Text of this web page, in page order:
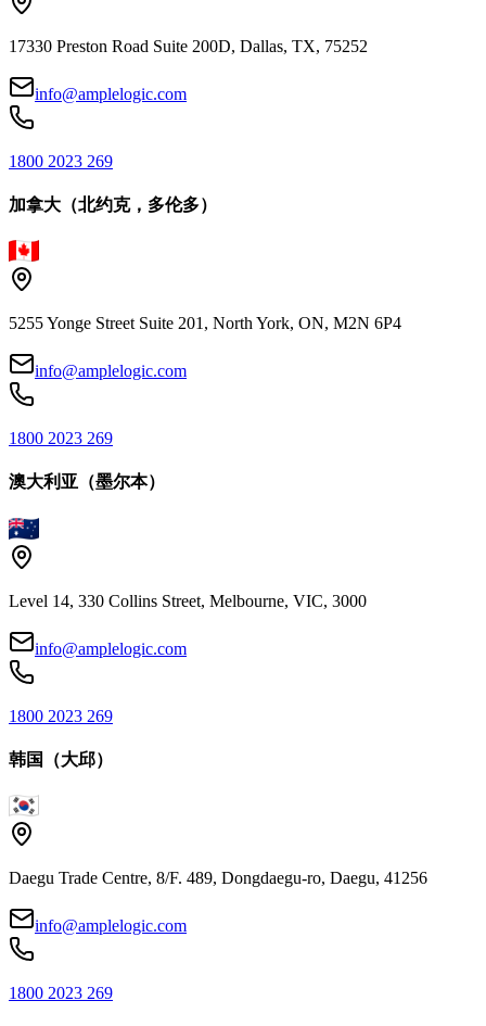
17330 Preston Road Suite 200D, Dallas, TX, 75252
info@amplelogic.com
1800 2023 269
加拿大（北约克，多伦多）
5255 Yonge Street Suite 201, North York, ON, M2N 6P4
info@amplelogic.com
1800 2023 269
澳大利亚（墨尔本）
Level 14, 330 Collins Street, Melbourne, VIC, 3000
info@amplelogic.com
1800 2023 269
韩国（大邱）
Daegu Trade Centre, 8/F. 489, Dongdaegu-ro, Daegu, 41256
info@amplelogic.com
1800 2023 269